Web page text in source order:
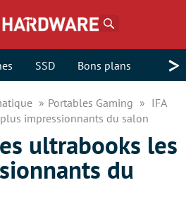
SSD Bons plans >
Portables Gaming
IFA
impressionnants du salon
ultrabooks les
du